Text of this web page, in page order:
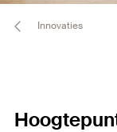
Innovaties